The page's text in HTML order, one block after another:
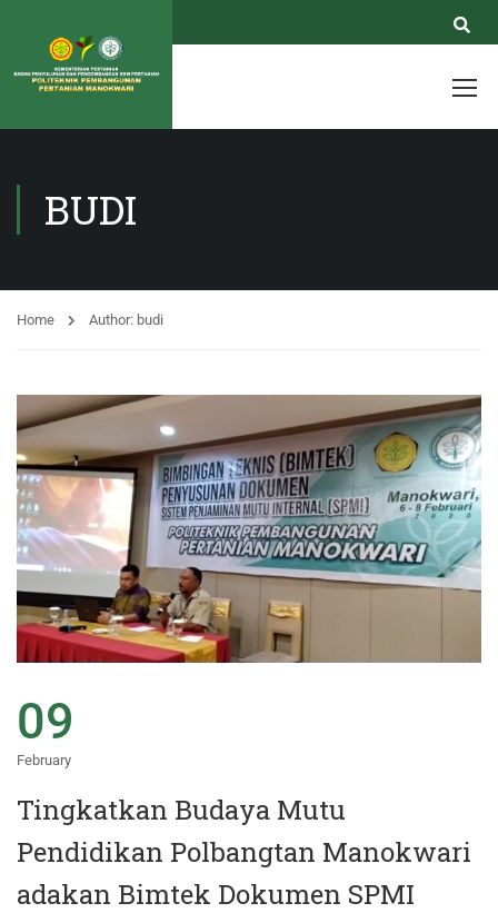
BUDI
Home Author: budi
09
February
Tingkatkan Budaya Mutu
Pendidikan Polbangtan Manokwari
adakan Bimtek Dokumen SPMI